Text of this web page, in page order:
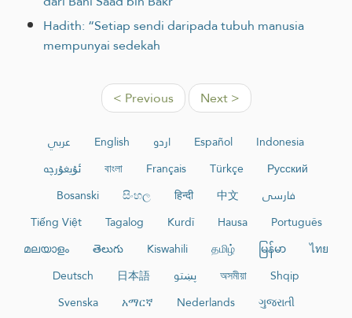
Hadith: “Setiap sendi daripada tubuh manusia
mempunyai sedekah
< Previous Next >
عربي English اردو Español
Indonesia
ئۇيغۇرچە
বাংলা Français Türkçe
Русский
Bosanski
සිංහල हिन्दी 中文
فارسی
Tiếng Việt
Tagalog Kurdî Hausa
Português
മലയാളം
తెలుగు Kiswahili தமிழ் မြန်မာ
ไทย
Deutsch
日本語 پښتو অসমীয়া
Shqip
Svenska
አማርኛ Nederlands
ગુજરાતી